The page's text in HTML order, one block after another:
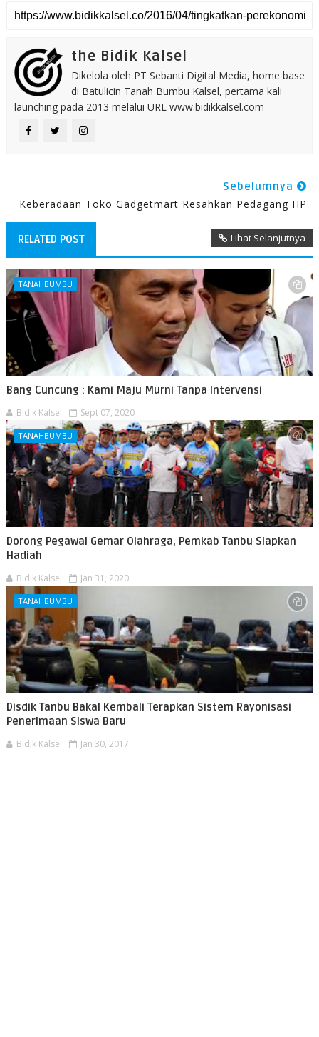
the Bidik Kalsel
Dikelola oleh PT Sebanti Digital Media, home base
di Batulicin Tanah Bumbu Kalsel, pertama kali
launching pada 2013 melalui URL www.bidikkalsel.com
Sebelumnya
Keberadaan Toko Gadgetmart Resahkan Pedagang HP
RELATED POST Lihat Selanjutnya
TANAHBUMBU
Bang Cuncung : Kami Maju Murni Tanpa Intervensi
Bidik Kalsel Sept 07, 2020
TANAHBUMBU
Dorong Pegawai Gemar Olahraga, Pemkab Tanbu Siapkan
Hadiah
Bidik Kalsel Jan 31, 2020
TANAHBUMBU
Disdik Tanbu Bakal Kembali Terapkan Sistem Rayonisasi
Penerimaan Siswa Baru
Bidik Kalsel Jan 30, 2017